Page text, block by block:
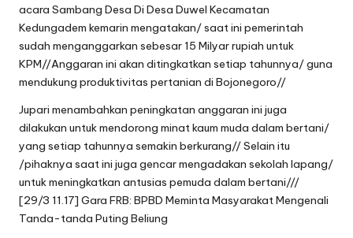
acara Sambang Desa Di Desa Duwel Kecamatan
Kedungadem kemarin mengatakan/ saat ini pemerintah
sudah menganggarkan sebesar 15 Milyar rupiah untuk
KPM//Anggaran ini akan ditingkatkan setiap tahunnya/ guna
mendukung produktivitas pertanian di Bojonegoro//
Jupari menambahkan peningkatan anggaran ini juga
dilakukan untuk mendorong minat kaum muda dalam bertani/
yang setiap tahunnya semakin berkurang// Selain itu
/pihaknya saat ini juga gencar mengadakan sekolah lapang/
untuk meningkatkan antusias pemuda dalam bertani///
[29/3 11.17] Gara FRB: BPBD Meminta Masyarakat Mengenali
Tanda-tanda Puting Beliung